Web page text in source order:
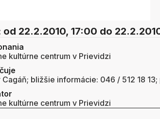
od 22.2.2010, 17:00 do
kultúrne centrum v Prievidzi
Cagáň; bližšie informácie: 046 / 512 18
kultúrne centrum v Prievidzi